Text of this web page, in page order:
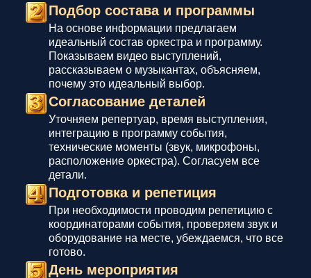
Подбор состава и программы
На основе информации предлагаем
идеальный состав оркестра и программу.
Показываем видео выступлений,
рассказываем о музыкантах, объясняем,
почему это идеальный выбор.
Согласование деталей
Уточняем репертуар, время выступления,
интеграцию в программу события,
технические моменты (звук, микрофоны,
расположение оркестра). Согласуем все
детали.
Подготовка и репетиция
При необходимости проводим репетицию с
координаторами события, проверяем звук и
оборудование на месте, убеждаемся, что все
готово.
День мероприятия